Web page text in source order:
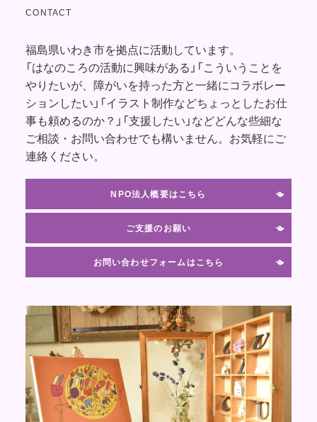
CONTACT
福島県いわき市を拠点に活動しています。
「はなのころの活動に興味がある」「こういうことを
やりたいが、障がいを持った方と一緒にコラボレー
ションしたい」「イラスト制作などちょっとしたお仕
事も頼めるのか？」「支援したい」などどんな些細な
ご相談・お問い合わせでも構いません。お気軽にご
連絡ください。
NPO法人概要はこちら
ご支援のお願い
お問い合わせフォームはこちら